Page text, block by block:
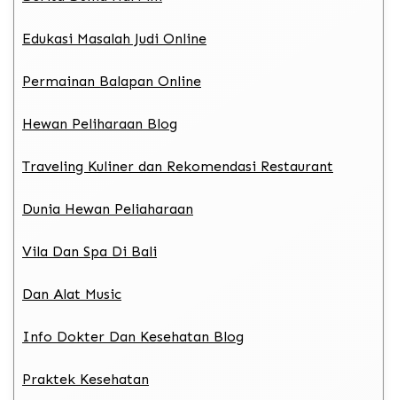
Edukasi Masalah Judi Online
Permainan Balapan Online
Hewan Peliharaan Blog
Traveling Kuliner dan Rekomendasi Restaurant
Dunia Hewan Peliaharaan
Vila Dan Spa Di Bali
Dan Alat Music
Info Dokter Dan Kesehatan Blog
Praktek Kesehatan